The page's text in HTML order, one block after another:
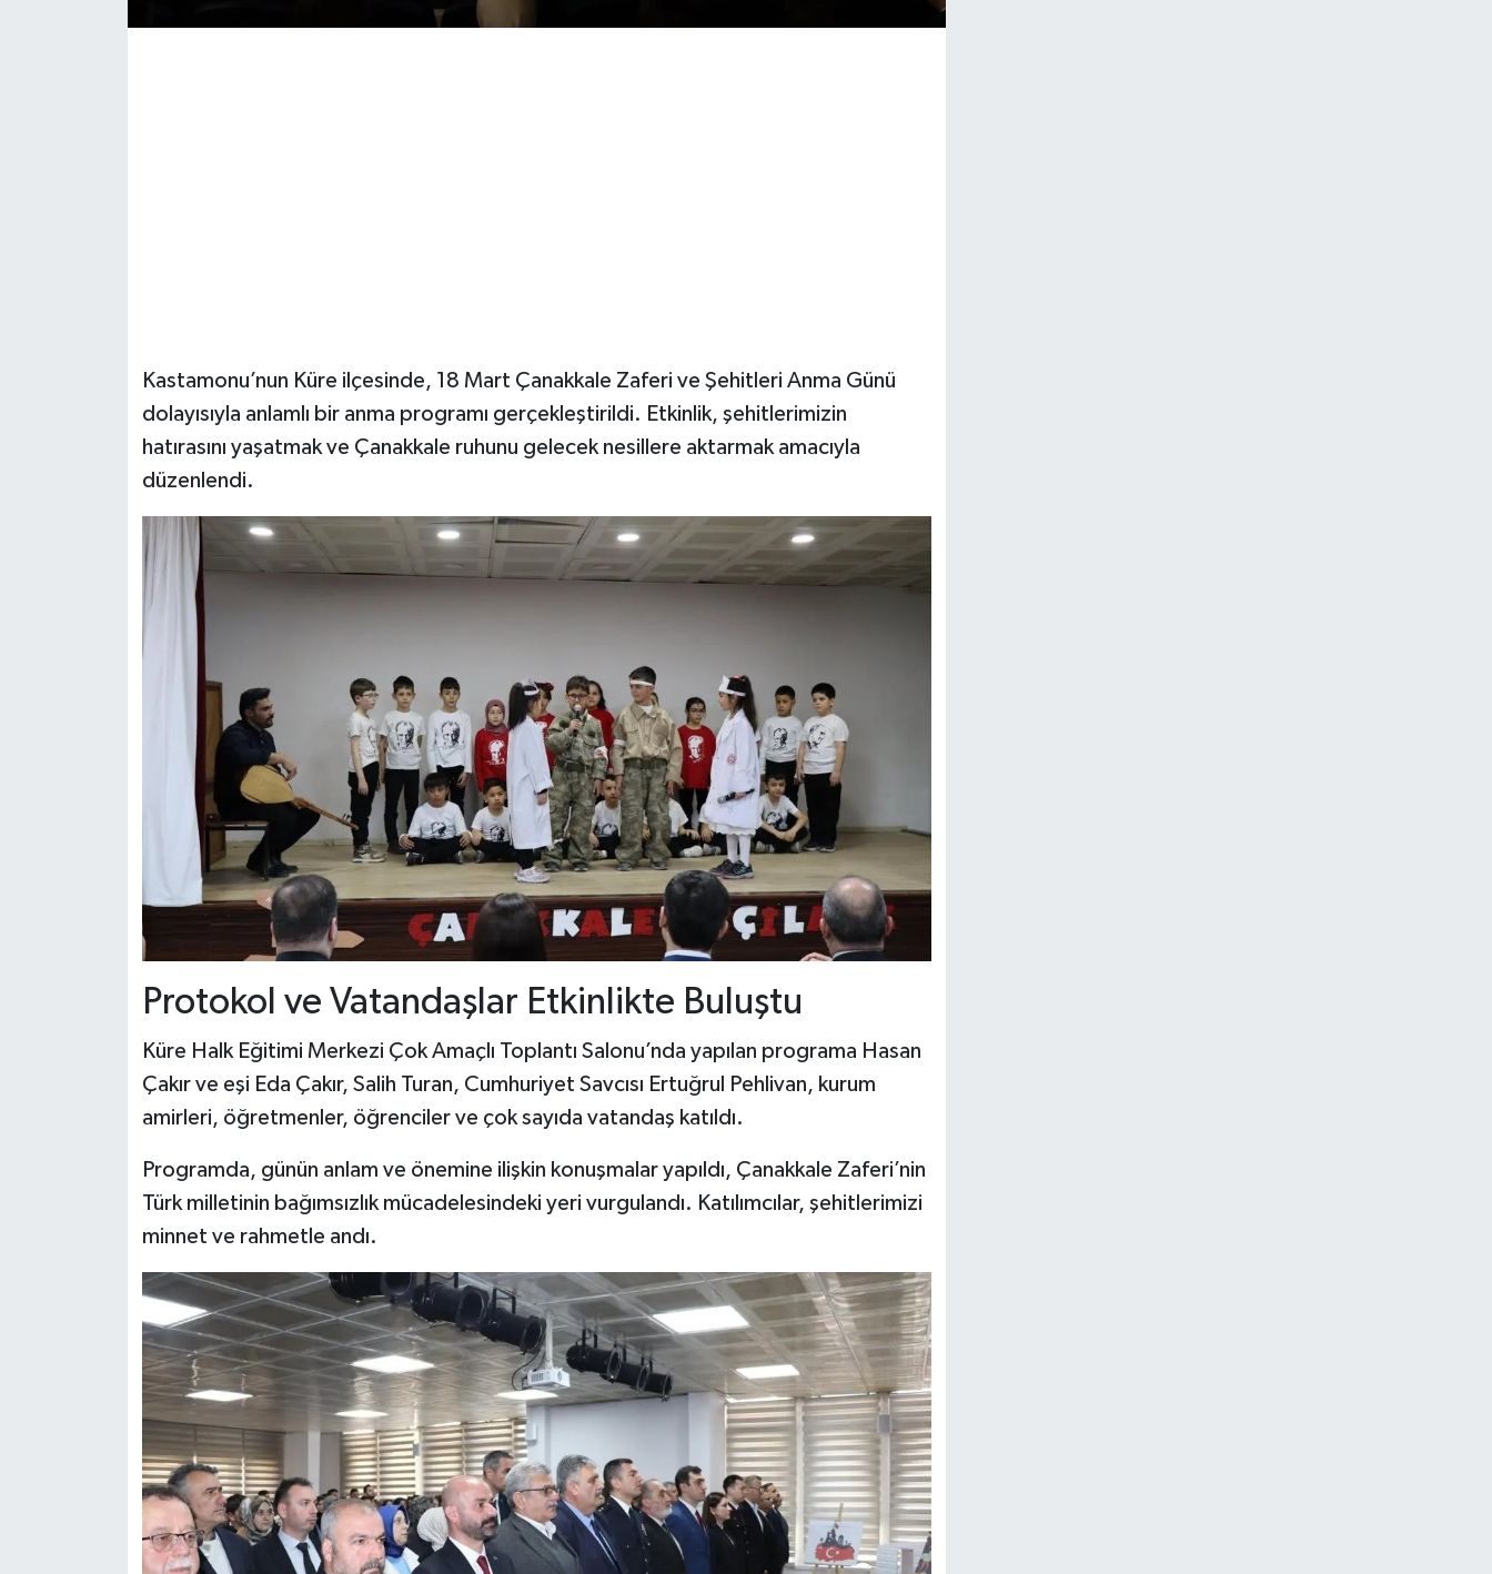
Kastamonu’nun Küre ilçesinde, 18 Mart Çanakkale Zaferi ve Şehitleri Anma Günü
dolayısıyla anlamlı bir anma programı gerçekleştirildi. Etkinlik, şehitlerimizin
hatırasını yaşatmak ve Çanakkale ruhunu gelecek nesillere aktarmak amacıyla
düzenlendi.
Protokol ve Vatandaşlar Etkinlikte Buluştu
Küre Halk Eğitimi Merkezi Çok Amaçlı Toplantı Salonu’nda yapılan programa Hasan
Çakır ve eşi Eda Çakır, Salih Turan, Cumhuriyet Savcısı Ertuğrul Pehlivan, kurum
amirleri, öğretmenler, öğrenciler ve çok sayıda vatandaş katıldı.
Programda, günün anlam ve önemine ilişkin konuşmalar yapıldı, Çanakkale Zaferi’nin
Türk milletinin bağımsızlık mücadelesindeki yeri vurgulandı. Katılımcılar, şehitlerimizi
minnet ve rahmetle andı.
Teknoloji Haberleri
Siyaset Haberleri
Yerel Haberler